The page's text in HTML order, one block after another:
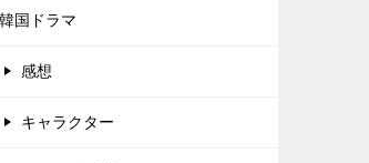
韓国ドラマ
感想
キャラクター